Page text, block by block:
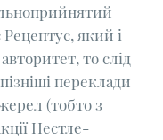
який і
то слід
переклади
(тобто з
Нестле-